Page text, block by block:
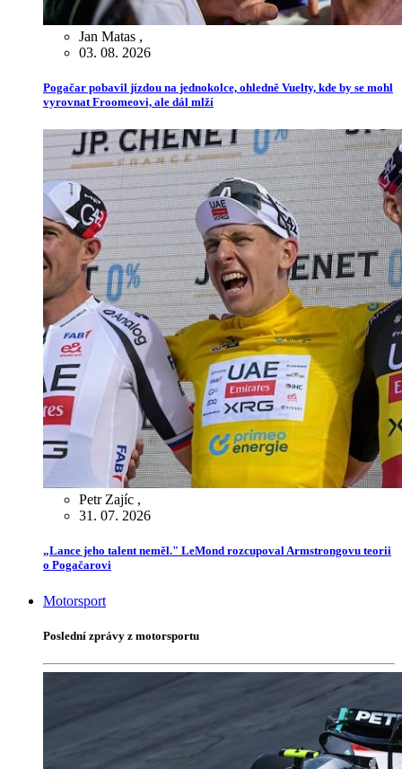
Jan Matas ,
03. 08. 2026
Pogačar pobavil jízdou na jednokolce, ohledně Vuelty, kde by se mohl
vyrovnat Froomeovi, ale dál mlží
Petr Zajíc ,
31. 07. 2026
„Lance jeho talent neměl." LeMond rozcupoval Armstrongovu teorii
o Pogačarovi
Motorsport
Poslední zprávy z motorsportu